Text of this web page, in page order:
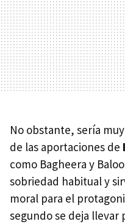
No obstante, sería
de las aportaciones de
como Bagheera y
sobriedad habitual y
moral para el
segundo se deja llevar